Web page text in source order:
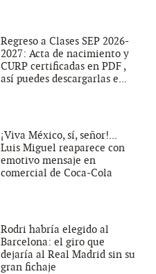
Regreso a Clases SEP 2026-
2027: Acta de nacimiento y
CURP certificadas en PDF ,
así puedes descargarlas e...
¡Viva México, sí, señor!...
Luis Miguel reaparece con
emotivo mensaje en
comercial de Coca-Cola
Rodri habría elegido al
Barcelona: el giro que
dejaría al Real Madrid sin su
gran fichaje